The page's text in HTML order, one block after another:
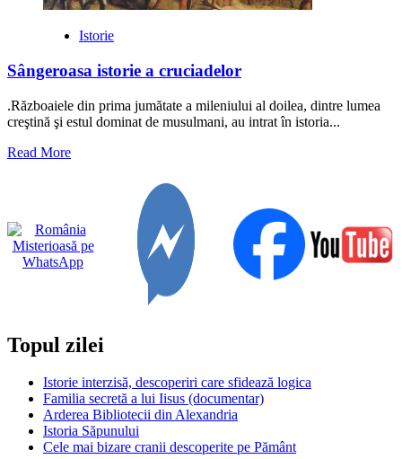
Istorie
Sângeroasa istorie a cruciadelor
.Războaiele din prima jumătate a mileniului al doilea, dintre lumea
creştină şi estul dominat de musulmani, au intrat în istoria...
Read MoreRead
a
cruciadelor
Topul zilei
Istorie interzisă, descoperiri care sfidează logica
Familia secretă a lui Iisus (documentar)
Arderea Bibliotecii din Alexandria
Istoria Săpunului
Cele mai bizare cranii descoperite pe Pământ